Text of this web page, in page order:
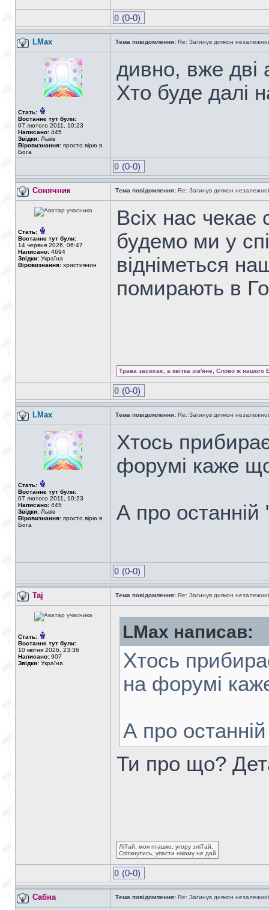
0 (0-0)
LMax Тема повідомлення: Re: Загинув диякон
Стать:
Востаннє тут були:
07 лютого 2011, 10:23
Написано: 445
Звідки: Львів
Віровизнання: просто вірю в
Бога
дивно, вже дві
Хто буде далі
0 (0-0)
Сонячник Тема повідомлення: Re: Загинув диякон
Стать:
Востаннє тут були:
14 червня 2026, 06:47
Написано: 4694
Звідки: Україна
Віровизнання: християнин
Всіх нас
будемо ми у
відніметься
помирають в
Трава засихає, а квітка зів'яне, Слово ж нашого
0 (0-0)
LMax Тема повідомлення: Re: Загинув диякон
Стать:
Востаннє тут були:
07 лютого 2011, 10:23
Написано: 445
Звідки: Львів
Віровизнання: просто вірю в
Бога
Хтось
форумі каже
А про останній
0 (0-0)
Taj Тема повідомлення: Re: Загинув диякон
Стать:
Востаннє тут були:
10 квітня 2026, 23:36
Написано: 907
Звідки: Україна
LMax написав:
Хтось
на форумі
А про
Ти про що?
ЛіТай, моя пташко, угору зліТай,
Спіткнутись, упасти нікому не дай
0 (0-0)
Сабна Тема повідомлення: Re: Загинув диякон